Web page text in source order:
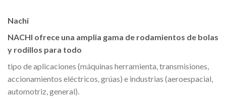
Nachi
NACHI ofrece una amplia gama de rodamientos de bolas
y rodillos para todo
tipo de aplicaciones (máquinas herramienta, transmisiones,
accionamientos eléctricos, grúas) e industrias (aeroespacial,
automotriz, general).